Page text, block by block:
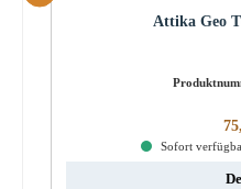
Attika Geo
Sofort